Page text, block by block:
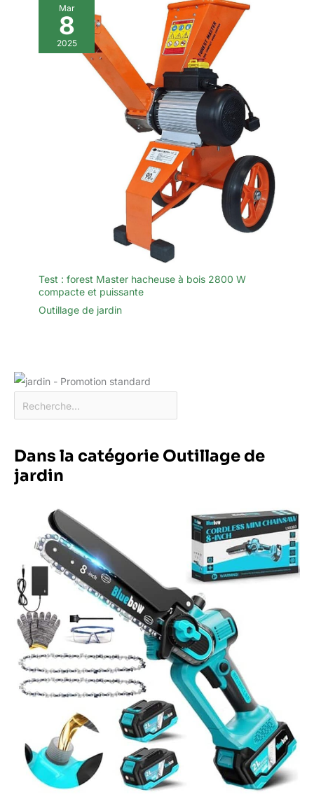
Mar
8
2025
Test : forest Master hacheuse à bois 2800 W
compacte et puissante
Outillage de jardin
Dans la catégorie Outillage de
jardin